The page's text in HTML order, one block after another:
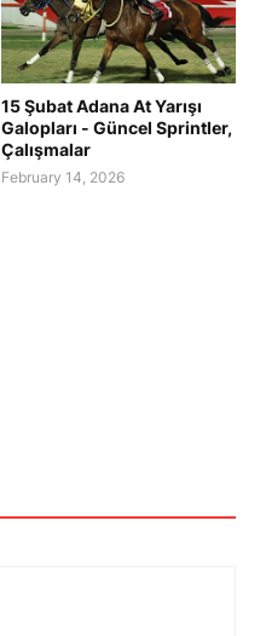
15 Şubat Adana At Yarışı
Galopları - Güncel Sprintler,
Çalışmalar
February 14, 2026